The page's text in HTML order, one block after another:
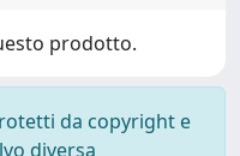
prodotto.
da copyright e
diversa